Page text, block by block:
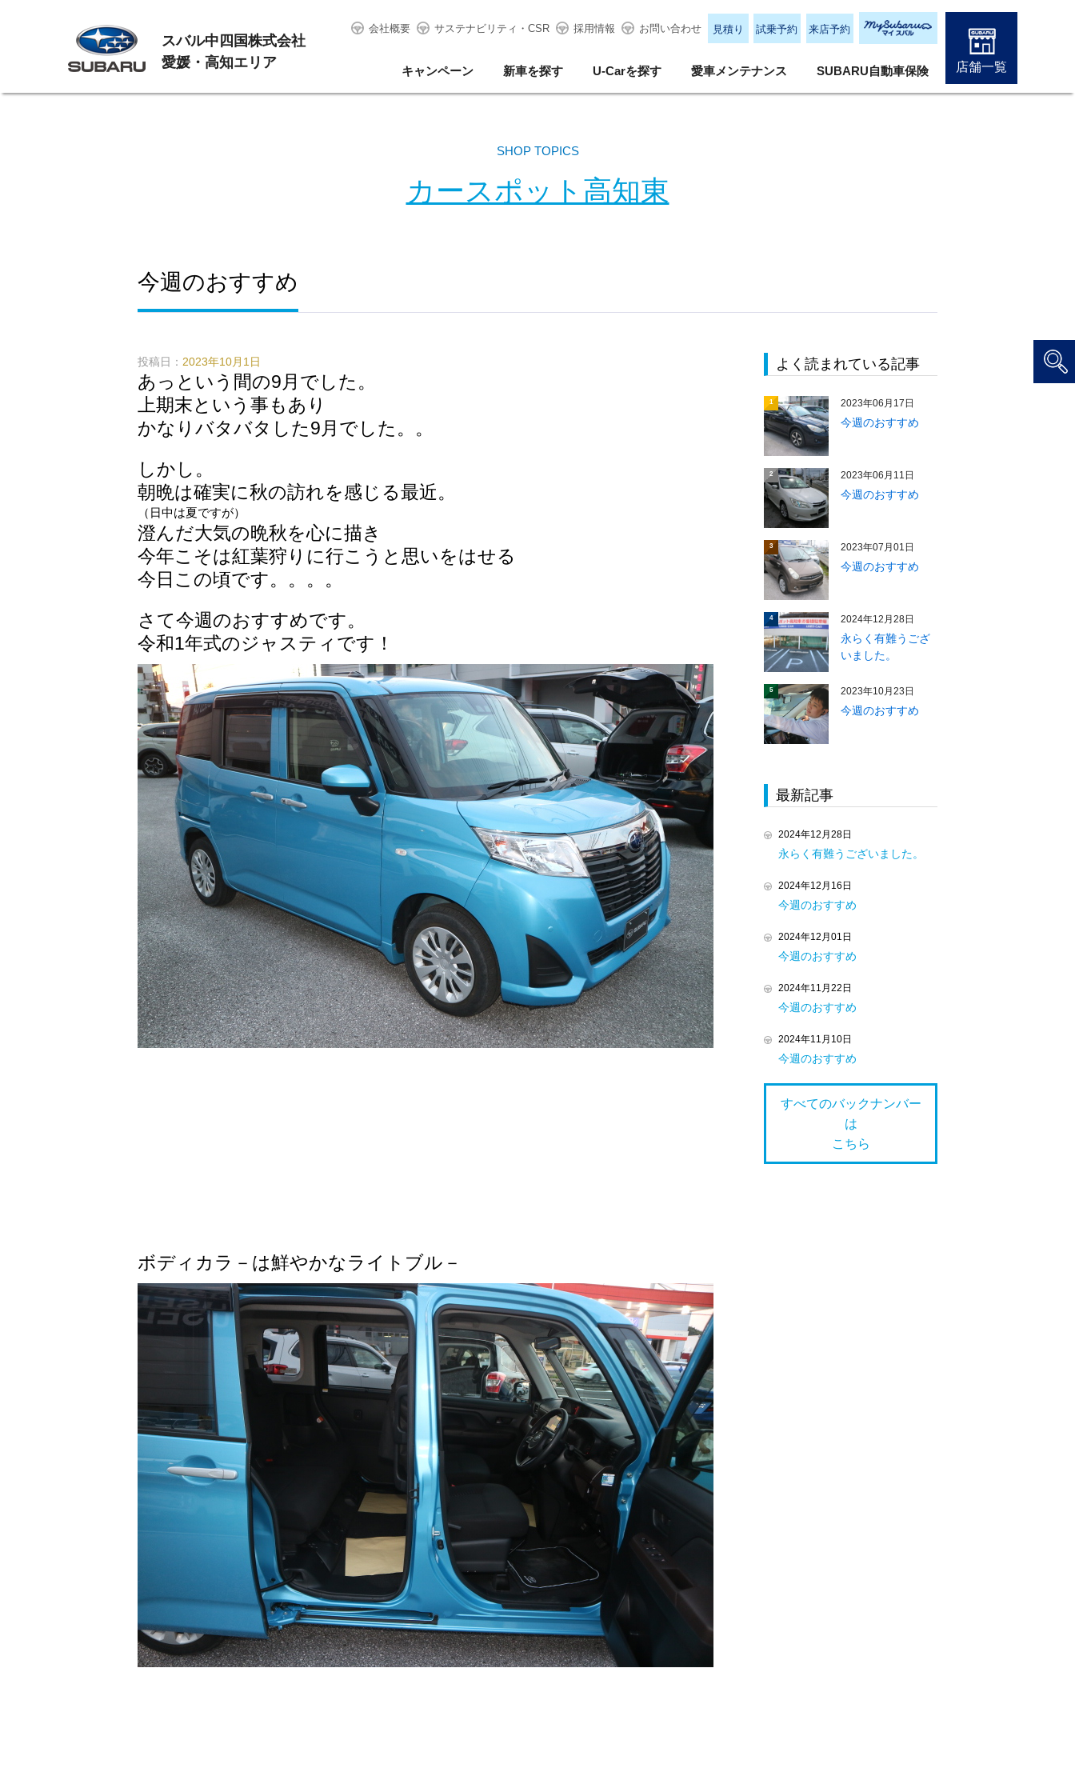
スバル中四国株式会社
愛媛・高知エリア
会社概要 サステナビリティ・CSR 採用情報 お問い合わせ 見積り 試乗予約 来店予約
キャンペーン 新車を探す U-Carを探す 愛車メンテナンス SUBARU自動車保険 店舗一覧
SHOP TOPICS
カースポット高知東
今週のおすすめ
投稿日： 2023年10月1日
あっという間の9月でした。
上期末という事もあり
かなりバタバタした9月でした。。
しかし。
朝晩は確実に秋の訪れを感じる最近。
（日中は夏ですが）
澄んだ大気の晩秋を心に描き
今年こそは紅葉狩りに行こうと思いをはせる
今日この頃です。。。。
さて今週のおすすめです。
令和1年式のジャスティです！
ボディカラ－は鮮やかなライトブル－
よく読まれている記事
1 2023年06月17日
今週のおすすめ
2 2023年06月11日
今週のおすすめ
3 2023年07月01日
今週のおすすめ
4 2024年12月28日
永らく有難うござ
いました。
5 2023年10月23日
今週のおすすめ
最新記事
2024年12月28日
永らく有難うございました。
2024年12月16日
今週のおすすめ
2024年12月01日
今週のおすすめ
2024年11月22日
今週のおすすめ
2024年11月10日
今週のおすすめ
すべてのバックナンバー
は
こちら